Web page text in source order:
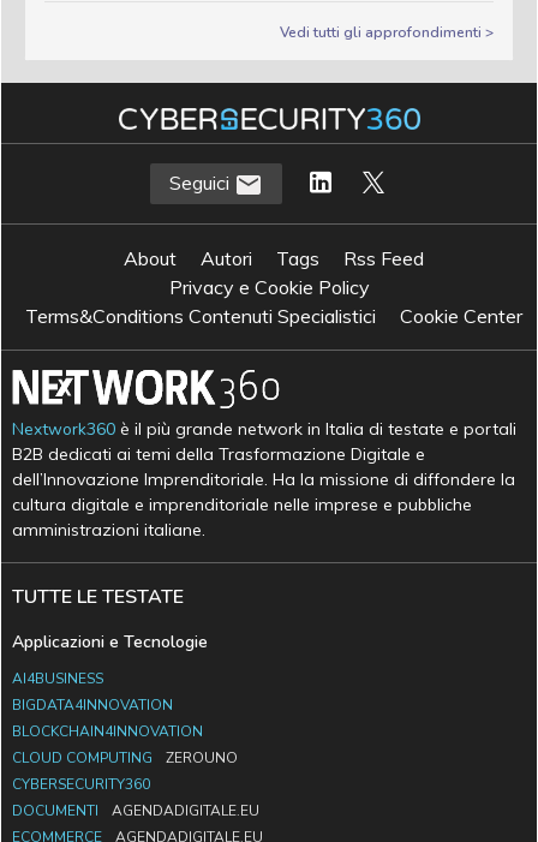
Vedi tutti gli approfondimenti >
Seguici
About Autori Tags
Rss Feed
Privacy e Cookie Policy
Terms&Conditions Contenuti Specialistici
Cookie Center
Nextwork360 è il più grande network in Italia di testate e portali
B2B dedicati ai temi della Trasformazione Digitale e
dell’Innovazione Imprenditoriale. Ha la missione di diffondere la
cultura digitale e imprenditoriale nelle imprese e pubbliche
amministrazioni italiane.
TUTTE LE TESTATE
Applicazioni e Tecnologie
AI4BUSINESS
BIGDATA4INNOVATION
BLOCKCHAIN4INNOVATION
CLOUD COMPUTING
ZEROUNO
CYBERSECURITY360
DOCUMENTI
AGENDADIGITALE.EU
ECOMMERCE
AGENDADIGITALE.EU